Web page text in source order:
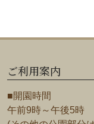
ご利用案内
■開園時間
午前9時～午後5時